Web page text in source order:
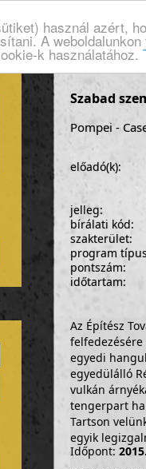
használ azért,
A
k használatához.
Szabad
Pompei -
előadó(k):
jelleg:
bírálati kód:
szakterület:
program
pontszám:
időtartam:
Az Építész
egyedi
egyedülálló
vulkán
tengerpart
Tartson
egyik
Időpont: